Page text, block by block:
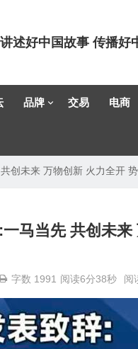
讲述好中国故事 传播好
品牌 交易 电商
创未来 万物创新 火力全开
马当先 共创未
字数 1991 阅读6分38秒 阅